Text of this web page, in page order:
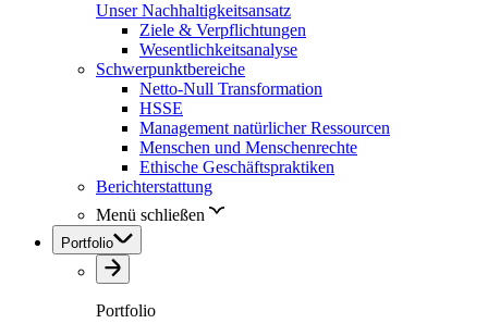
Unser Nachhaltigkeitsansatz
Ziele & Verpflichtungen
Wesentlichkeitsanalyse
Schwerpunktbereiche
Netto-Null Transformation
HSSE
Management natürlicher Ressourcen
Menschen und Menschenrechte
Ethische Geschäftspraktiken
Berichterstattung
Menü schließen
Portfolio
Portfolio